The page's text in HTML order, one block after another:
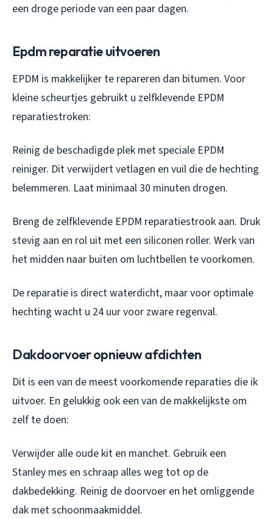
een droge periode van een paar dagen.
Epdm reparatie uitvoeren
EPDM is makkelijker te repareren dan bitumen. Voor
kleine scheurtjes gebruikt u zelfklevende EPDM
reparatiestroken:
Reinig de beschadigde plek met speciale EPDM
reiniger. Dit verwijdert vetlagen en vuil die de hechting
belemmeren. Laat minimaal 30 minuten drogen.
Breng de zelfklevende EPDM reparatiestrook aan. Druk
stevig aan en rol uit met een siliconen roller. Werk van
het midden naar buiten om luchtbellen te voorkomen.
De reparatie is direct waterdicht, maar voor optimale
hechting wacht u 24 uur voor zware regenval.
Dakdoorvoer opnieuw afdichten
Dit is een van de meest voorkomende reparaties die ik
uitvoer. En gelukkig ook een van de makkelijkste om
zelf te doen:
Verwijder alle oude kit en manchet. Gebruik een
Stanley mes en schraap alles weg tot op de
dakbedekking. Reinig de doorvoer en het omliggende
dak met schoonmaakmiddel.